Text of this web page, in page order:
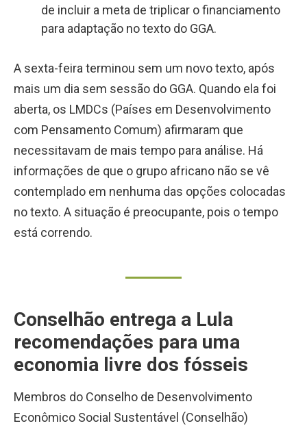
de incluir a meta de triplicar o financiamento
para adaptação no texto do GGA.
A sexta-feira terminou sem um novo texto, após
mais um dia sem sessão do GGA. Quando ela foi
aberta, os LMDCs (Países em Desenvolvimento
com Pensamento Comum) afirmaram que
necessitavam de mais tempo para análise. Há
informações de que o grupo africano não se vê
contemplado em nenhuma das opções colocadas
no texto. A situação é preocupante, pois o tempo
está correndo.
Conselhão entrega a Lula
recomendações para uma
economia livre dos fósseis
Membros do Conselho de Desenvolvimento
Econômico Social Sustentável (Conselhão)